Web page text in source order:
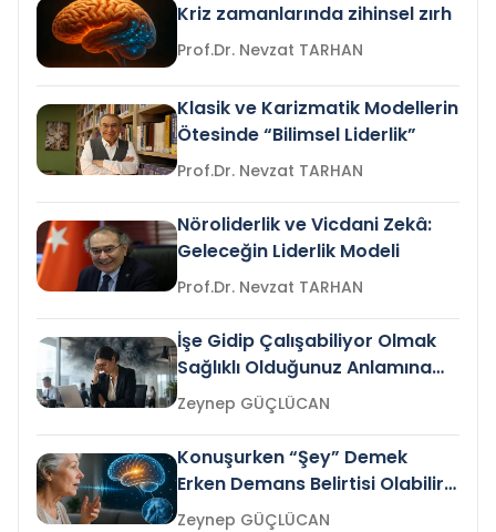
Kriz zamanlarında zihinsel zırh
Prof.Dr. Nevzat TARHAN
Klasik ve Karizmatik Modellerin
Ötesinde “Bilimsel Liderlik”
Prof.Dr. Nevzat TARHAN
Nöroliderlik ve Vicdani Zekâ:
Geleceğin Liderlik Modeli
Prof.Dr. Nevzat TARHAN
İşe Gidip Çalışabiliyor Olmak
Sağlıklı Olduğunuz Anlamına
Gelir mi?Zeynep GÜÇLÜCAN
Konuşurken “Şey” Demek
Erken Demans Belirtisi Olabilir
mi?
Zeynep GÜÇLÜCAN